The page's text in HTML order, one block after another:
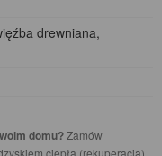
drewniana,
domu?Zamów